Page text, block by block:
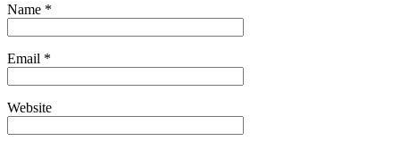
Name *
Email *
Website